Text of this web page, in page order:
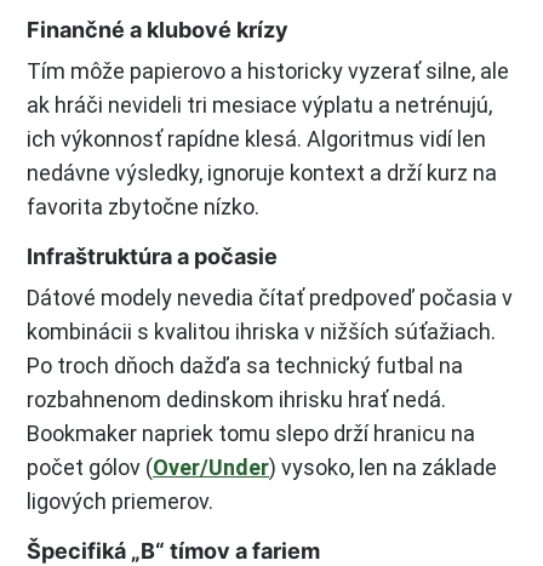
Finančné a klubové krízy
Tím môže papierovo a historicky vyzerať silne, ale
ak hráči nevideli tri mesiace výplatu a netrénujú,
ich výkonnosť rapídne klesá. Algoritmus vidí len
nedávne výsledky, ignoruje kontext a drží kurz na
favorita zbytočne nízko.
Infraštruktúra a počasie
Dátové modely nevedia čítať predpoveď počasia v
kombinácii s kvalitou ihriska v nižších súťažiach.
Po troch dňoch dažďa sa technický futbal na
rozbahnenom dedinskom ihrisku hrať nedá.
Bookmaker napriek tomu slepo drží hranicu na
počet gólov (Over/Under) vysoko, len na základe
ligových priemerov.
Špecifiká „B“ tímov a fariem